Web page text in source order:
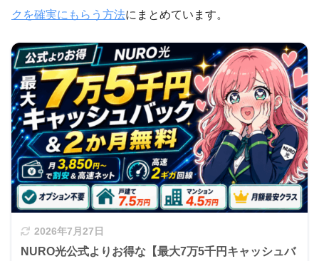
クを確実にもらう方法にまとめています。
2026年7月27日
NURO光公式よりお得な【最大7万5千円キャッシュバ